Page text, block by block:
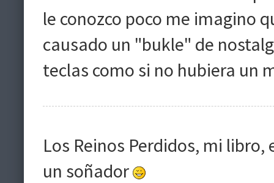
le conozco poco me imagino
causado un "bukle" de
teclas como si no hubiera un
Los Reinos Perdidos, mi
un soñador